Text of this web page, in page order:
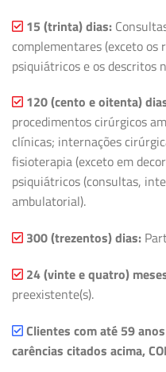
15 (trinta) dias:
complementares (exceto
psiquiátricos e os descritos
120 (cento e oitenta)
procedimentos cirúrgicos
clínicas; internações
fisioterapia (exceto em
psiquiátricos (consultas,
ambulatorial).
300 (trezentos) dias:
24 (vinte e quatro)
preexistente(s).
Clientes com até 59
carências citados acima,